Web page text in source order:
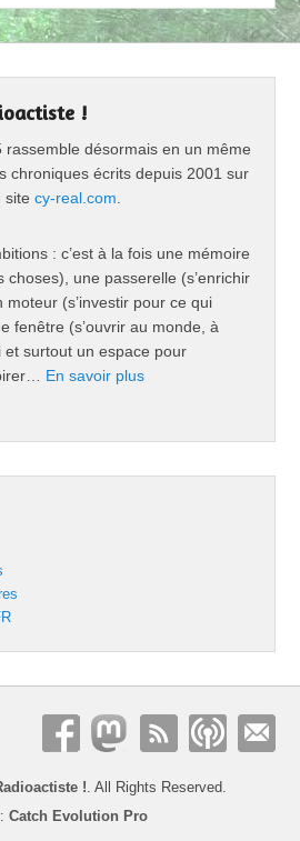
!
rassemble désormais en un même
chroniques écrits depuis 2001 sur
sitecy-real.com
: c’est à la fois une mémoire
choses), une passerelle (s’enrichir
(s’investir pour ce qui
fenêtre (s’ouvrir au monde, à
et surtout un espace pour
En savoir plus
!. All Rights Reserved.
Catch Evolution Pro